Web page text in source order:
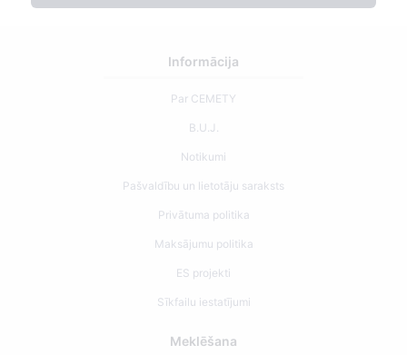
Informācija
Par CEMETY
B.U.J.
Notikumi
Pašvaldību un lietotāju saraksts
Privātuma politika
Maksājumu politika
ES projekti
Sīkfailu iestatījumi
Meklēšana